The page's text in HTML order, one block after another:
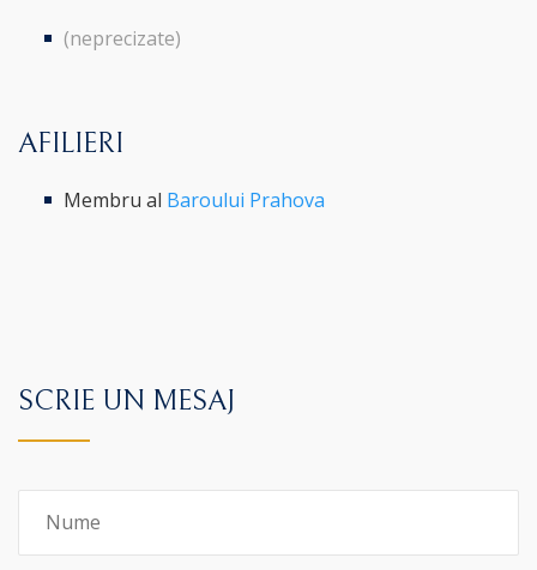
(neprecizate)
AFILIERI
Membru al Baroului Prahova
SCRIE UN MESAJ